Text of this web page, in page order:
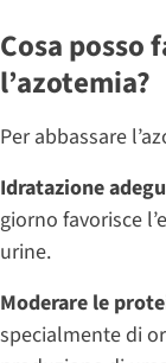
Cosa posso
l’azotemia?
Per abbassare
Idratazione
giorno favorisce
urine.
Moderare le
specialmente di